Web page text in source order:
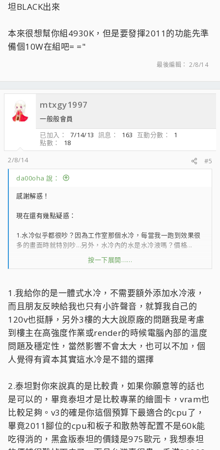
坦BLACK出來
本來很想幫你組4930K，但是要發揮2011的功能先準
備個10W在組吧= ="
最後編輯： 2/8/14
mtxgy1997
一般般會員
已加入
7/14/13 訊息 163 互動分數
1
點數
18
2/8/14
#5
da00oha 說：
感謝解惑！
現在還有幾點疑惑：
1.水冷似乎都很吵？因為工作室那個水冷，每當我一跑到效果很
多的畫面時就特別吵...另外，水冷內的水是水冷液嗎？價格...
2.所以依大大的建議，是E3+TITAN囉？
4.RAM16G沒得改←什麼意思？那張主機板沒辦法8G*4嗎
(32G)？我之後想擴充到32G...
聽大大這樣一說，讓我考慮要不要再多等一個月，等資金充足後
再組組看...
啊還有，其實硬碟可以先不用幫我配進去...，所以硬碟的錢可以
挪出來。
按一下展開……
1.我給你的是一體式水冷，不需要額外添加水冷液，
而且朋友反映給我也只有小許聲音，就算我自己的
120v也挺靜，另外3樓的大大說原廠的問題我是考慮
到樓主在高強度作業或render的時候電腦內部的溫度
問題及穩定性，當然影響不會太大，也可以不加，個
人覺得有資本其實這水冷是不錯的選擇
2.泰坦對你來說真的是比較貴，如果你願意等的話也
是可以的，畢竟泰坦才是比較專業的繪圖卡，vram也
比較足夠。v3的確是你這個預算下最適合的cpu了，
畢竟2011腳位的cpu和板子和散熱等配置不是60k能
吃得消的，黑盒版泰坦的價錢是975歐元，我想泰坦